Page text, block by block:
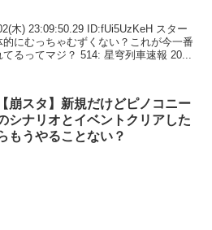
木) 23:09:50.29 ID:fUi5UzKeH スター
にむっちゃむずくない？これが今一番
るってマジ？ 514: 星穹列車速報 20...
【崩スタ】新規だけどピノコニー
シナリオとイベントクリアした
もうやることない？